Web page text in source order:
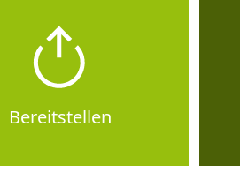
Bereitstellen